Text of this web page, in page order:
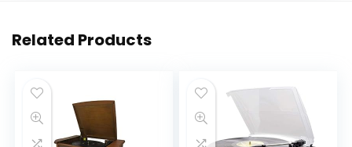
Related Products